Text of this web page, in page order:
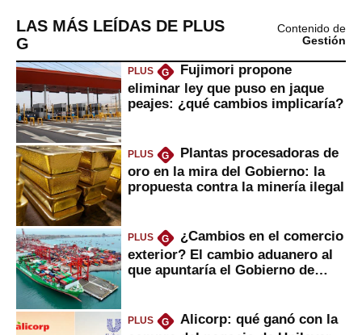
LAS MÁS LEÍDAS DE PLUS
G
Contenido de
Gestión
PLUS G
Fujimori propone
eliminar ley que puso en jaque
peajes: ¿qué cambios implicaría?
PLUS G
Plantas procesadoras de
oro en la mira del Gobierno: la
propuesta contra la minería ilegal
PLUS G
¿Cambios en el comercio
exterior? El cambio aduanero al
que apuntaría el Gobierno de
PLUS G
Alicorp: qué ganó con la